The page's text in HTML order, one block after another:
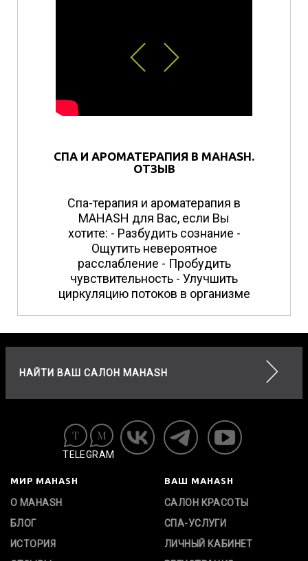
СПА И АРОМАТЕРАПИЯ В MAHASH.
ОТЗЫВ
Спа-терапия и ароматерапия в
MAHASH для Вас, если Вы
хотите: - Разбудить сознание -
Ощутить невероятное
расслабление - Пробудить
чувствительность - Улучшить
циркуляцию потоков в организме
НАЙТИ ВАШ САЛОН MAHASH
TELEGRAM
МИР MAHASH
О MAHASH
БЛОГ
ИСТОРИЯ
ВАШ MAHASH
САЛОН КРАСОТЫ
СПА-УСЛУГИ
ЛИЧНЫЙ КАБИНЕТ